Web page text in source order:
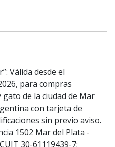
Válida desde el
para compras
de la ciudad de Mar
con tarjeta de
sin previo aviso.
1502 Mar del Plata -
30-61119439-7;